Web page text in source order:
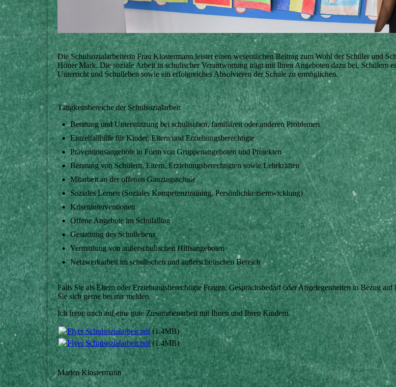
Die Schulsozialarbeiterin Frau Klostermann leistet einen wesentlichen Beitrag zum Wohl der Schüler und
Höner Mark. Die soziale Arbeit in schulischer Verantwortung trägt mit Ihren Angeboten dazu bei, Schülern
Unterricht und Schulleben sowie ein erfolgreiches Absolvieren der Schule zu ermöglichen.
Tätigkeitsbereiche der Schulsozialarbeit
Beratung und Unterstützung bei schulischen, familiären oder anderen Problemen
Einzelfallhilfe für Kinder, Eltern und Erziehungsberechtigte
Präventionsangebote in Form von Gruppenangeboten und Projekten
Beratung von Schülern, Eltern, Erziehungsberechtigten sowie Lehrkräften
Mitarbeit an der offenen Ganztagsschule
Soziales Lernen (Soziales Kompetenztraining, Persönlichkeitsentwicklung)
Kriseninterventionen
Offene Angebote im Schulalltag
Gestaltung des Schullebens
Vermittlung von außerschulischen Hilfsangeboten
Netzwerkarbeit im schulischen und außerschulischen Bereich
Falls Sie als Eltern oder Erziehungsberechtigte Fragen, Gesprächsbedarf oder Angelegenheiten in Bezug
Sie sich gerne bei mir melden.
Ich freue mich auf eine gute Zusammenarbeit mit Ihnen und Ihren Kindern.
Flyer Schulsozialarbeit.pdf(1.4MB)
Flyer Schulsozialarbeit.pdf(1.4MB)
Marlen Klostermann